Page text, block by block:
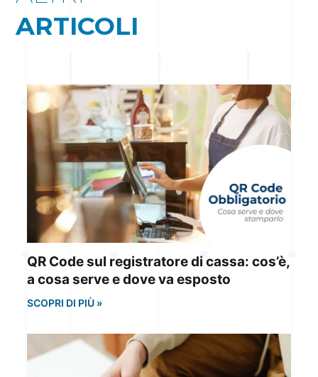
ARTICOLI
QR Code sul registratore di cassa: cos’è,
a cosa serve e dove va esposto
SCOPRI DI PIÙ »